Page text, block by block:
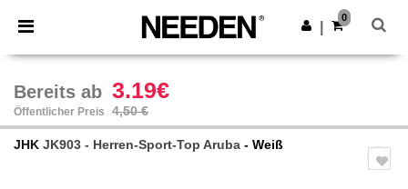
× Needen App
Bessere Preise in der App!
App holen
0
Bereits ab 3.19€
Öffentlicher Preis 4,50 €
JHK JK903 - Herren-Sport-Top Aruba - Weiß